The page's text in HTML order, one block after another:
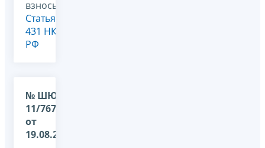
взносы,
Статья
431 НК
РФ
№ ШЮ-4-
11/7673@
от
19.08.2025